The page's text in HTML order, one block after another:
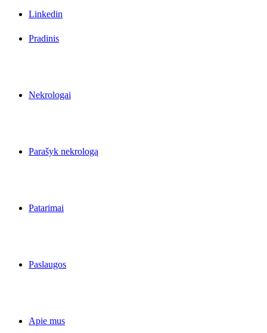
Linkedin
Pradinis
Nekrologai
Parašyk nekrologą
Patarimai
Paslaugos
Apie mus